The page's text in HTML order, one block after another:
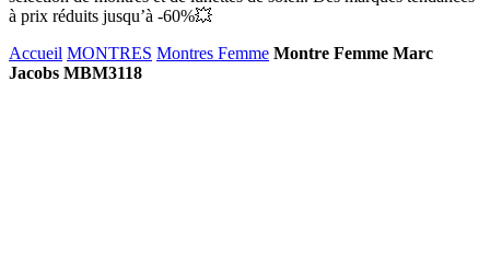
à prix réduits jusqu’à -60%💥
Accueil MONTRES Montres Femme Montre Femme Marc
Jacobs MBM3118